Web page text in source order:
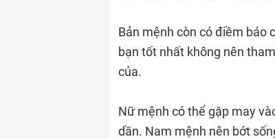
Bản mệnh còn có điềm báo
bạn tốt nhất không nên
của.
Nữ mệnh có thể gặp may
dần. Nam mệnh nên bớt